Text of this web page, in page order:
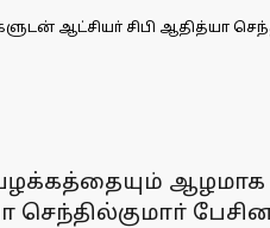
ஆட்சியா் சிபி ஆதித்யா